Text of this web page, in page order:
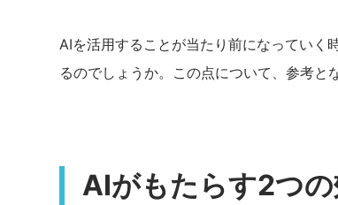
AIを活用することが当たり前になっていく
るのでしょうか。この点について、参考と
AIがもたらす2つ